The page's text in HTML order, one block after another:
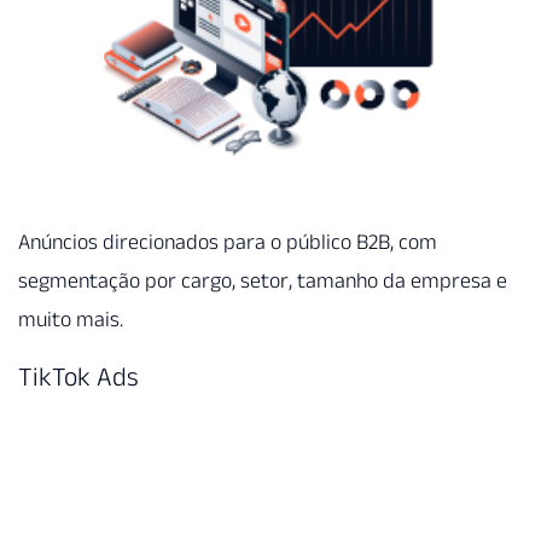
Anúncios direcionados para o público B2B, com
segmentação por cargo, setor, tamanho da empresa e
muito mais.
TikTok Ads